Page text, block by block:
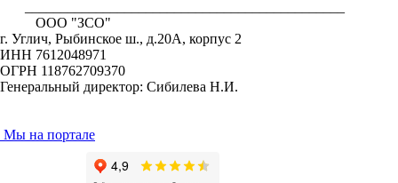
ООО "ЗСО"
г. Углич, Рыбинское ш., д.20А, корпус 2
ИНН 7612048971
ОГРН 118762709370
Генеральный директор: Сибилева Н.И.
Мы на портале